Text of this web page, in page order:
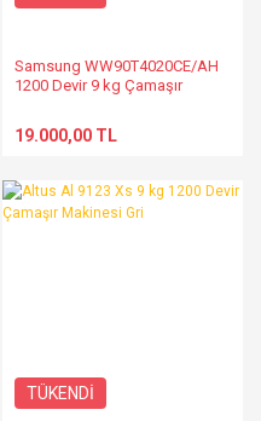
Samsung WW90T4020CE/AH
1200 Devir 9 kg Çamaşır
19.000,00 TL
TÜKENDİ